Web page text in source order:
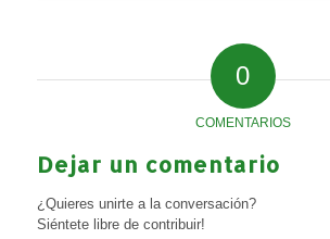
0
COMENTARIOS
Dejar un comentario
¿Quieres unirte a la conversación?
Siéntete libre de contribuir!